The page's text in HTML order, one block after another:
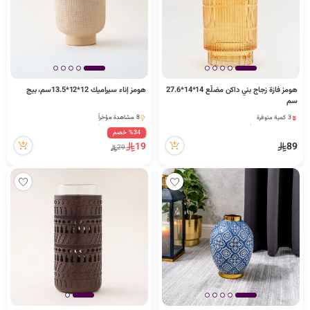
هومز فازة زجاج بني داكن مضلّع 14*14*27.6
سم
3 كمية متوفرة
8 مشاهدة مؤخراً
89
هومز إناء سيراميك 12*12*13.5سم، بيج
8 مشاهدة مؤخراً
8 مشاهدة مؤخراً%34 خصم
19
29